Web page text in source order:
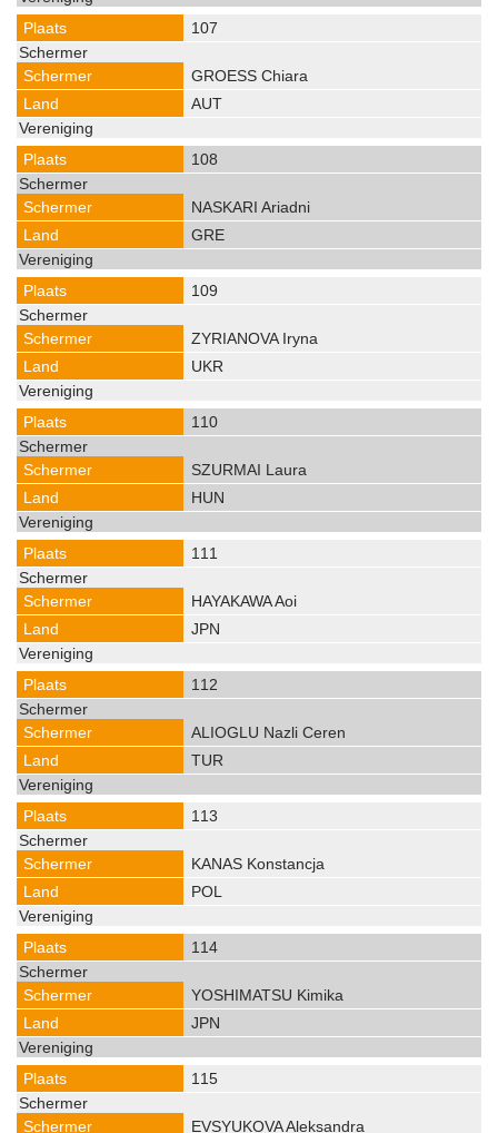
107
GROESS Chiara
AUT
108
NASKARI Ariadni
GRE
109
ZYRIANOVA Iryna
UKR
110
SZURMAI Laura
HUN
111
HAYAKAWA Aoi
JPN
112
ALIOGLU Nazli Ceren
TUR
113
KANAS Konstancja
POL
114
YOSHIMATSU Kimika
JPN
115
EVSYUKOVA Aleksandra